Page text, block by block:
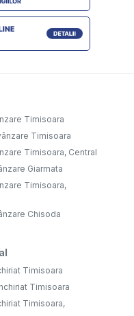
Timisoara
Timisoara
Timisoara, Central
Giarmata
Timisoara,
Chisoda
Timisoara
Timisoara
Timisoara,